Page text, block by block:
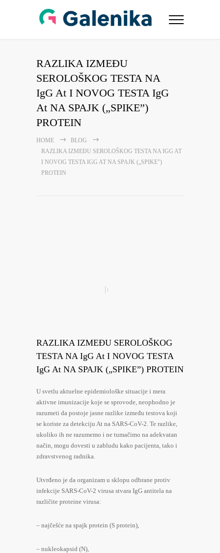
RAZLIKA IZMEĐU
SEROLOŠKOG TESTA NA
IgG At I NOVOG TESTA IgG
At NA SPAJK („SPIKE”)
PROTEIN
HOME
BLOG
RAZLIKA IZMEĐU SEROLOŠKOG TESTA NA IGG AT
I NOVOG TESTA IGG AT NA SPAJK („SPIKE”)
PROTEIN
RAZLIKA IZMEĐU SEROLOŠKOG
TESTA NA IgG At I NOVOG TESTA
IgG At NA SPAJK („SPIKE”) PROTEIN
U svetlu aktuelne epidemiološke situacije i mera
aktivne imunizacije koje se sprovode, neophodno je
razumeti da postoje jasne razlike između testova koji
se koriste za detekciju At na SARS-CoV-2. Te razlike,
ukoliko ih ne razumemo i ne tumačimo na adekvatan
način, mogu dovesti u zabludu kako pacijenta, tako i
zdravstvenog radnika.
Utvrđeno je da organizam u sklopu odbrane protiv
infekcije SARS-CoV-2 virusa stvara IgG antitela na
različite proteine virusa:
– najčešće na spajk protein (S protein),
– nukleokapsid (N),